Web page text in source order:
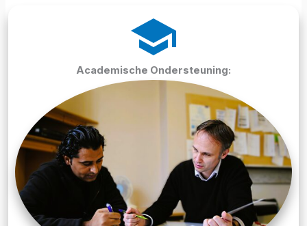
school
Academische Ondersteuning: